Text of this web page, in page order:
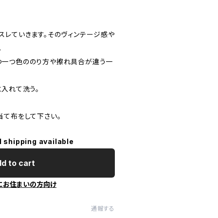
ていきます。そのヴィンテージ感や
つ色ののり方や擦れ具合が違う一
れて洗う。
布をして下さい。
shipping available
to cart
お住まいの方向け
通報する